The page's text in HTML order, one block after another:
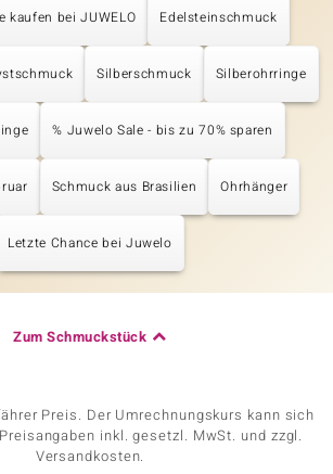
kaufen bei JUWELO Edelsteinschmuck
Silberschmuck Silberohrringe
% Juwelo Sale - bis zu 70% sparen
Schmuck aus Brasilien Ohrhänger
Letzte Chance bei Juwelo
Zum Schmuckstück
Preis. Der Umrechnungskurs kann sich
inkl. gesetzl. MwSt. und zzgl.
Versandkosten.